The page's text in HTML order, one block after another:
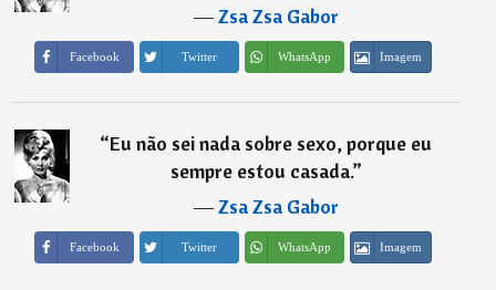
―Zsa Zsa Gabor
Facebook Twitter WhatsApp Imagem
“Eu não sei nada sobre sexo, porque eu
sempre estou casada.”
―Zsa Zsa Gabor
Facebook Twitter WhatsApp Imagem